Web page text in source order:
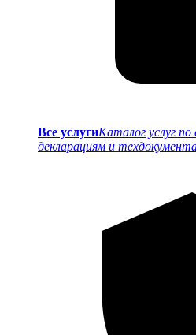
Все услугиКаталог услуг
декларациям и